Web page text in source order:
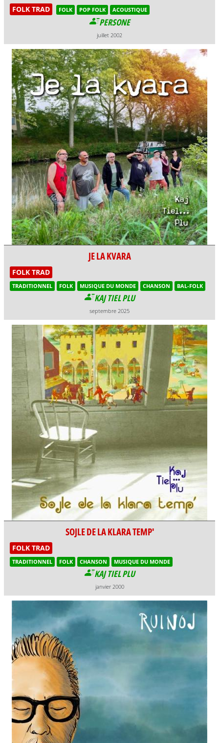
FOLK TRAD FOLK POP FOLK ACOUSTIQUE
PERSONE
juillet 2002
JE LA KVARA
FOLK TRAD
TRADITIONNEL FOLK MUSIQUE DU MONDE CHANSON BAL-FOLK
KAJ TIEL PLU
septembre 2025
SOJLE DE LA KLARA TEMP'
FOLK TRAD
TRADITIONNEL FOLK CHANSON MUSIQUE DU MONDE
KAJ TIEL PLU
janvier 2000